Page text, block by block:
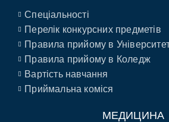
Спеціальності
Перелік конкурсних предметів
Правила прийому в
Правила прийому в Коледж
Вартість навчання
Приймальна коміся
МЕДИЦИНА